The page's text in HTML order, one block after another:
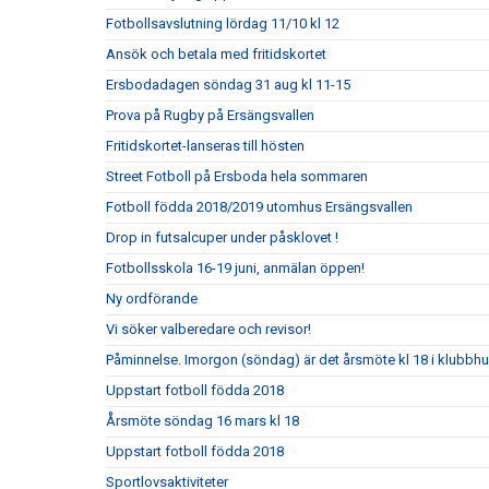
Fotbollsavslutning lördag 11/10 kl 12
Ansök och betala med fritidskortet
Ersbodadagen söndag 31 aug kl 11-15
Prova på Rugby på Ersängsvallen
Fritidskortet-lanseras till hösten
Street Fotboll på Ersboda hela sommaren
Fotboll födda 2018/2019 utomhus Ersängsvallen
Drop in futsalcuper under påsklovet !
Fotbollsskola 16-19 juni, anmälan öppen!
Ny ordförande
Vi söker valberedare och revisor!
Påminnelse. Imorgon (söndag) är det årsmöte kl 18 i
Uppstart fotboll födda 2018
Årsmöte söndag 16 mars kl 18
Uppstart fotboll födda 2018
Sportlovsaktiviteter